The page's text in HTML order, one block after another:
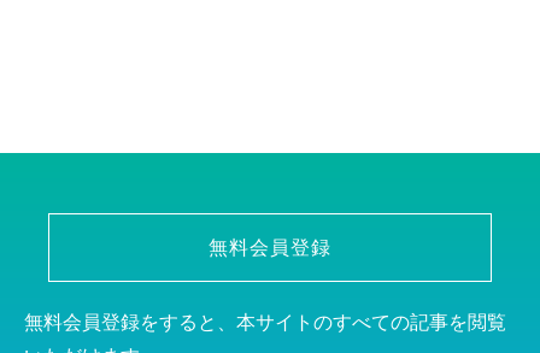
無料会員登録
無料会員登録をすると、本サイトのすべての記事を閲覧